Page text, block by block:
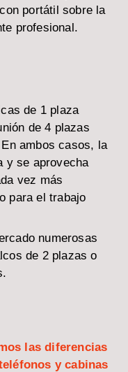
portátil sobre la
profesional.
de 1 plaza
de 4 plazas
ambos casos, la
y se aprovecha
vez más
para el trabajo
numerosas
de 2 plazas o
las diferencias
y cabinas